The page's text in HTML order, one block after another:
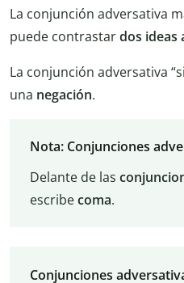
La conjunción adversativa
puede contrastardos ideas
La conjunción adversativa
una negación.
Nota: Conjunciones
Delante de las
escribecoma.
Conjunciones